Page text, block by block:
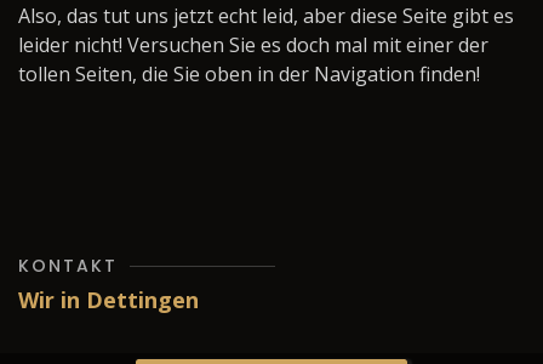
Also, das tut uns jetzt echt leid, aber diese Seite gibt es
leider nicht! Versuchen Sie es doch mal mit einer der
tollen Seiten, die Sie oben in der Navigation finden!
KONTAKT
Wir in Dettingen